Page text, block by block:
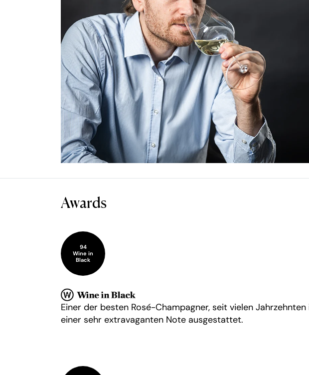
Awards
94
Wine in
Black
Einer der besten Rosé-Champagner, seit vielen
einer sehr extravaganten Note ausgestattet.